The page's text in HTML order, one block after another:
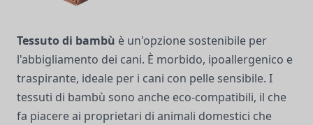
Tessuto di bambù è un'opzione sostenibile per
l'abbigliamento dei cani. È morbido, ipoallergenico e
traspirante, ideale per i cani con pelle sensibile. I
tessuti di bambù sono anche eco-compatibili, il che
fa piacere ai proprietari di animali domestici che